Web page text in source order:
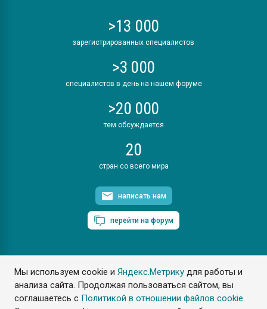
Мы используем cookie иЯндекс.Метрику для работы и
анализа сайта. Продолжая пользоваться сайтом, вы
соглашаетесь с Политикой в отношении файлов cookie.
>13 000
зарегистрированных специалистов
>3 000
специалистов в день на нашем форуме
>20 000
тем обсуждается
20
стран со всего мира
написать нам
перейти на форум
ПластЭксперт © 2006. Все права защищены
Разрешается копирование материалов сайта с обязательной
ссылкой на www.e-plastic.ru